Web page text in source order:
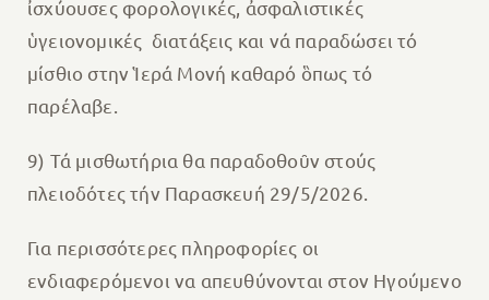
ἰσχύουσες φορολογικές, ἀσφαλιστικές
ὑγειονομικές διατάξεις και νά παραδώσει τό
μίσθιο στην Ἱερά Μονή καθαρό ὃπως τό
παρέλαβε.
9) Τά μισθωτήρια θα παραδοθοῦν στούς
πλειοδότες τήν Παρασκευή 29/5/2026.
Για περισσότερες πληροφορίες οι
ενδιαφερόμενοι να απευθύνονται στον Ηγούμενο